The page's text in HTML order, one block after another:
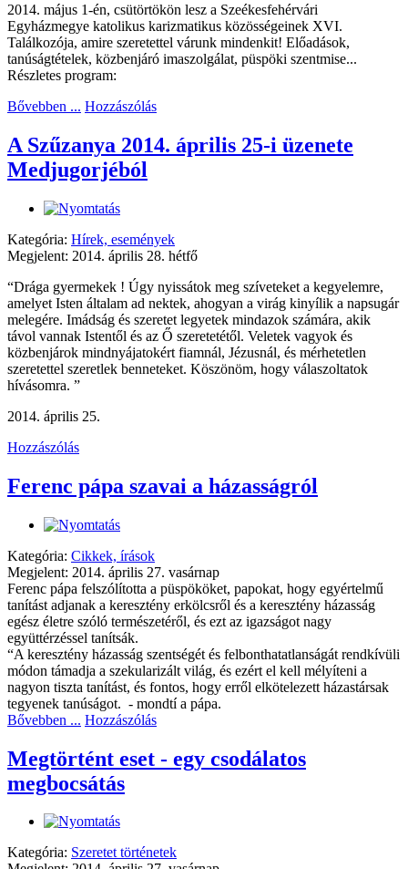
2014. május 1-én, csütörtökön lesz a Szeékesfehérvári
Egyházmegye katolikus karizmatikus közösségeinek XVI.
Találkozója, amire szeretettel várunk mindenkit! Előadások,
tanúságtételek, közbenjáró imaszolgálat, püspöki szentmise...
Részletes program:
Bővebben ... Hozzászólás
A Szűzanya 2014. április 25-i üzenete
Medjugorjéból
Kategória: Hírek, események
Megjelent: 2014. április 28. hétfő
“Drága gyermekek ! Úgy nyissátok meg szíveteket a kegyelemre,
amelyet Isten általam ad nektek, ahogyan a virág kinyílik a napsugár
melegére. Imádság és szeretet legyetek mindazok számára, akik
távol vannak Istentől és az Ő szeretetétől. Veletek vagyok és
közbenjárok mindnyájatokért fiamnál, Jézusnál, és mérhetetlen
szeretettel szeretlek benneteket. Köszönöm, hogy válaszoltatok
hívásomra. ”
2014. április 25.
Hozzászólás
Ferenc pápa szavai a házasságról
Kategória: Cikkek, írások
Megjelent: 2014. április 27. vasárnap
Ferenc pápa felszólította a püspököket, papokat, hogy egyértelmű
tanítást adjanak a keresztény erkölcsről és a keresztény házasság
egész életre szóló természetéről, és ezt az igazságot nagy
együttérzéssel tanítsák.
“A keresztény házasság szentségét és felbonthatatlanságát rendkívüli
módon támadja a szekularizált világ, és ezért el kell mélyíteni a
nagyon tiszta tanítást, és fontos, hogy erről elkötelezett házastársak
tegyenek tanúságot. - mondtí a pápa.
Bővebben ... Hozzászólás
Megtörtént eset - egy csodálatos
megbocsátás
Kategória: Szeretet történetek